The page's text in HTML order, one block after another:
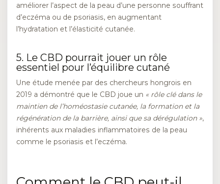
améliorer l’aspect de la peau d’une personne souffrant
d’eczéma ou de psoriasis, en augmentant
l’hydratation et l’élasticité cutanée.
5. Le CBD pourrait jouer un rôle
essentiel pour l’équilibre cutané
Une étude menée par des chercheurs hongrois en
2019 a démontré que le CBD joue un « rôle clé dans le
maintien de l’homéostasie cutanée, la formation et la
régénération de la barrière, ainsi que sa dérégulation »,
inhérents aux maladies inflammatoires de la peau
comme le psoriasis et l’eczéma.